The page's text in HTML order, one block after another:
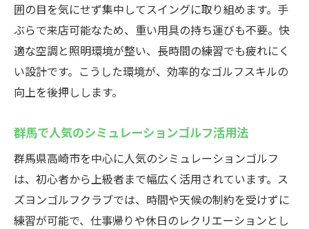
囲の目を気にせず集中してスイングに取り組めます。手
ぶらで来店可能なため、重い用具の持ち運びも不要。快
適な空調と照明環境が整い、長時間の練習でも疲れにく
い設計です。こうした環境が、効率的なゴルフスキルの
向上を後押しします。
群馬で人気のシミュレーションゴルフ活用法
群馬県高崎市を中心に人気のシミュレーションゴルフ
は、初心者から上級者まで幅広く活用されています。ス
ズヨンゴルフクラブでは、時間や天候の制約を受けずに
練習が可能で、仕事帰りや休日のレクリエーションとし